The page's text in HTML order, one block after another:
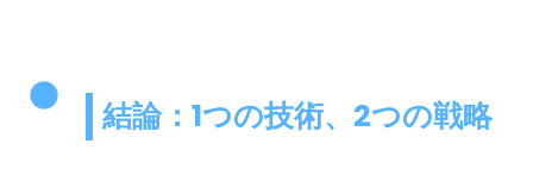
結論：1つの技術、2つの戦略